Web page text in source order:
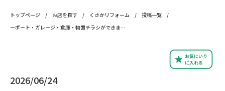
トップページ / お店を探す / くさかリフォーム / 投稿一覧
/
ーポート・ガレージ・倉庫・物置チラシができました！
2026/06/24
お気にいり
に入れる